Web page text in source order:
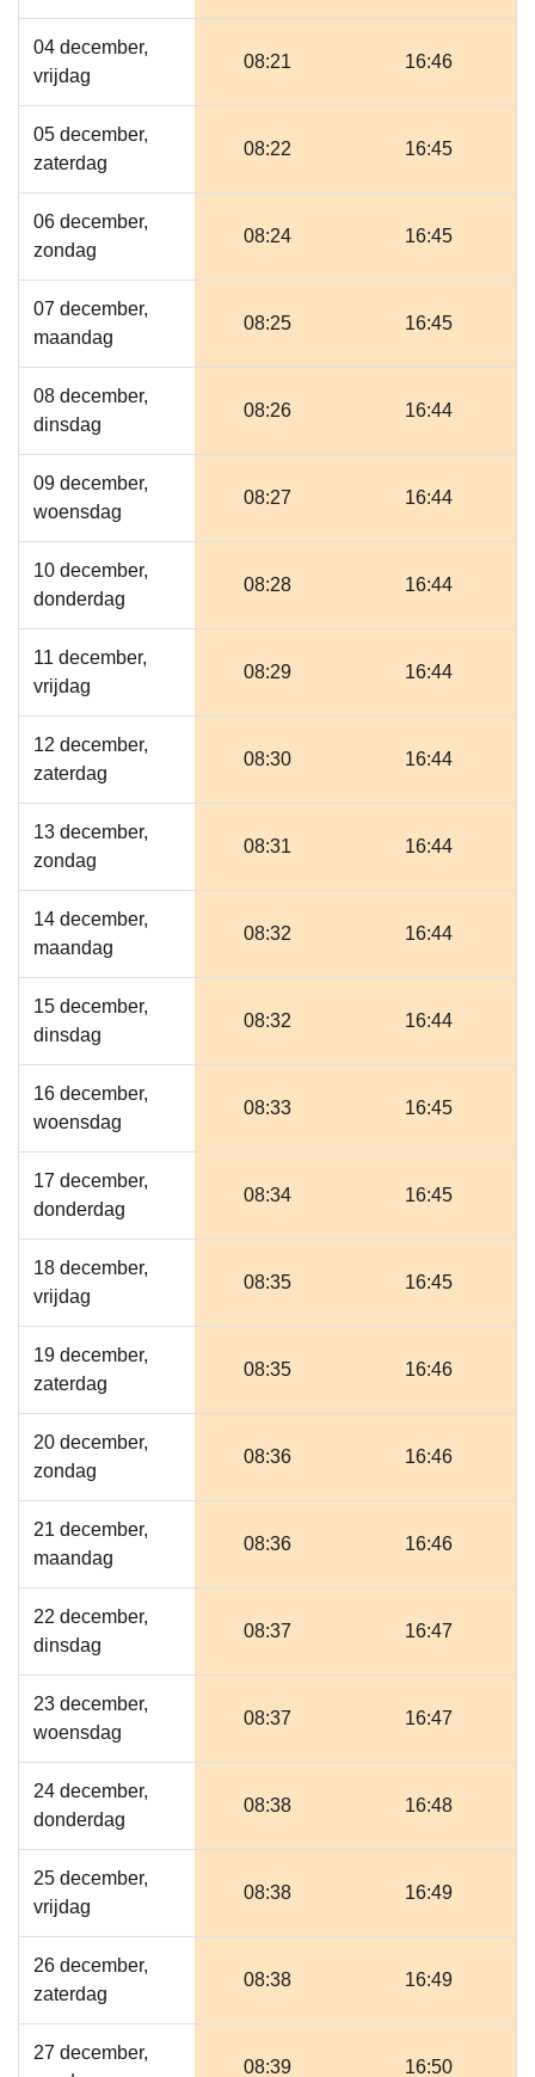
04 december,
vrijdag
08:21 16:46
05 december,
zaterdag
08:22 16:45
06 december,
zondag
08:24 16:45
07 december,
maandag
08:25 16:45
08 december,
dinsdag
08:26 16:44
09 december,
woensdag
08:27 16:44
10 december,
donderdag
08:28 16:44
11 december,
vrijdag
08:29 16:44
12 december,
zaterdag
08:30 16:44
13 december,
zondag
08:31 16:44
14 december,
maandag
08:32 16:44
15 december,
dinsdag
08:32 16:44
16 december,
woensdag
08:33 16:45
17 december,
donderdag
08:34 16:45
18 december,
vrijdag
08:35 16:45
19 december,
zaterdag
08:35 16:46
20 december,
zondag
08:36 16:46
21 december,
maandag
08:36 16:46
22 december,
dinsdag
08:37 16:47
23 december,
woensdag
08:37 16:47
24 december,
donderdag
08:38 16:48
25 december,
vrijdag
08:38 16:49
26 december,
zaterdag
08:38 16:49
27 december,
08:39 16:50